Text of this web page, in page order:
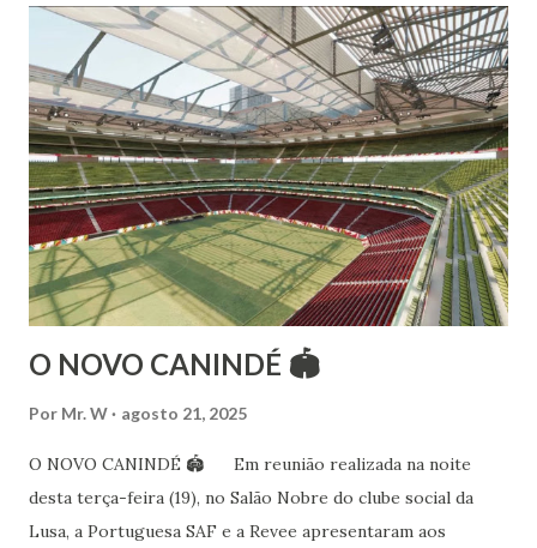
Esteve na Índia aprofundando seus estudos neste estilo
além de partir para pesquisa e vivência das danças
folclóricas do Rajastão (Kalbelia, Banjara, Ghoomar, Chair).
Bailarina profissional e professora de dança. Dedica-se há
15 anos ao estudo e pesquisa de danças étnicas, em especial
às danças ciganas, árabes e indianas. Iniciou seus estudos de
dança aos 4 anos de idade (em 1982) no balé clássico,
passando por diversas atividades co...
O NOVO CANINDÉ 🏟
Por Mr. W agosto 21, 2025
O NOVO CANINDÉ 🏟 Em reunião realizada na noite
desta terça-feira (19), no Salão Nobre do clube social da
Lusa, a Portuguesa SAF e a Revee apresentaram aos